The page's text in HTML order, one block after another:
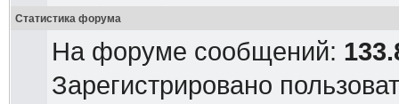
Статистика форума
На форуме сообщений:
Зарегистрировано